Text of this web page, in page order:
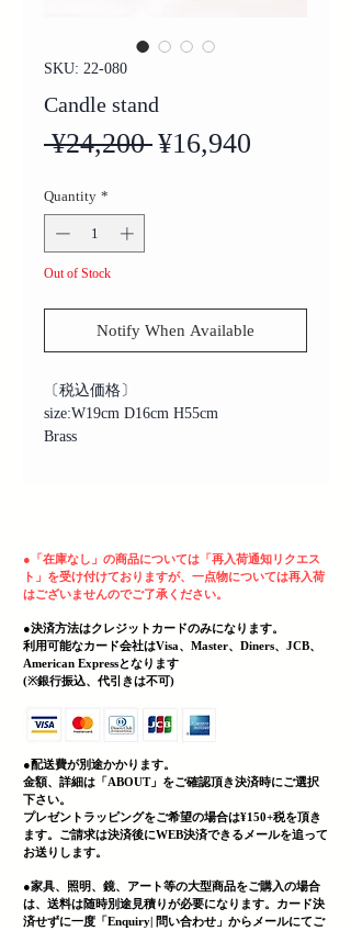
SKU: 22-080
Candle stand
¥24,200 Regular
¥16,940
Quantity *
Out of Stock
Notify When Available
〔税込価格〕
size:W19cm D16cm H55cm
Brass
● 「在庫なし」の商品については「再入荷通知リクエス
ト」を受け付けておりますが、一点物については再入荷
はございませんのでご了承ください。
●決済方法はクレジットカードのみになります。
利用可能なカード会社はVisa、Master、Diners、JCB、
American Expressとなります
(​※銀行振込、代引きは不可)
●配送費が別途かかります。
金額、詳細は「 ABOUT」をご確認頂き決済時にご選択
下さい。
プレゼントラッピングをご希望の場合は¥150+税を頂き
ます。ご請求は決済後にWEB決済できるメールを追って
お送りします。
●家具、照明、鏡、 アート等の大型商品をご購入の場合
は、送料は随時別途見積りが必要になります。カード決
済せずに一度「Enquiry| 問い合わせ」からメールにてご